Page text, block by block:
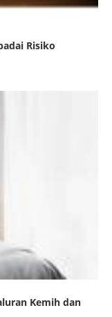
Risiko
Kemih dan